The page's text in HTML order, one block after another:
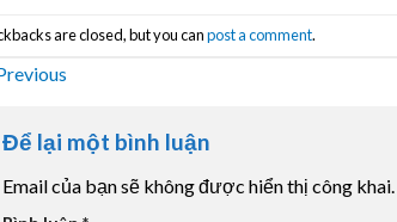
are closed, but you canpost a comment.
Để lại một bình luận
Email của bạn sẽ không được hiển thị công khai.